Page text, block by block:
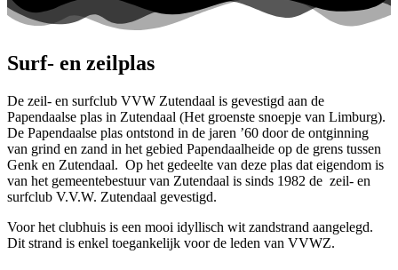
Surf- en zeilplas
De zeil- en surfclub VVW Zutendaal is gevestigd aan de
Papendaalse plas in Zutendaal (Het groenste snoepje van Limburg).
De Papendaalse plas ontstond in de jaren ’60 door de ontginning
van grind en zand in het gebied Papendaalheide op de grens tussen
Genk en Zutendaal. Op het gedeelte van deze plas dat eigendom is
van het gemeentebestuur van Zutendaal is sinds 1982 de zeil- en
surfclub V.V.W. Zutendaal gevestigd.
Voor het clubhuis is een mooi idyllisch wit zandstrand aangelegd.
Dit strand is enkel toegankelijk voor de leden van VVWZ.